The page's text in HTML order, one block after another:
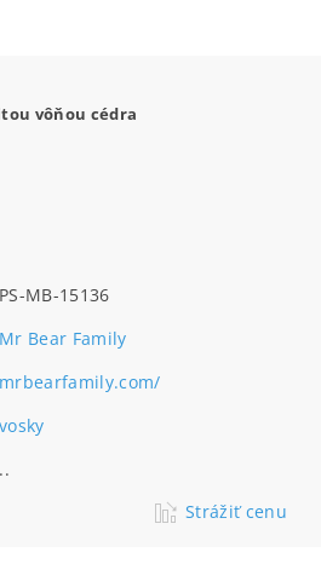
vôňou cédra
PS-MB-15136
Mr Bear Family
mrbearfamily.com/
vosky
Strážiť cenu